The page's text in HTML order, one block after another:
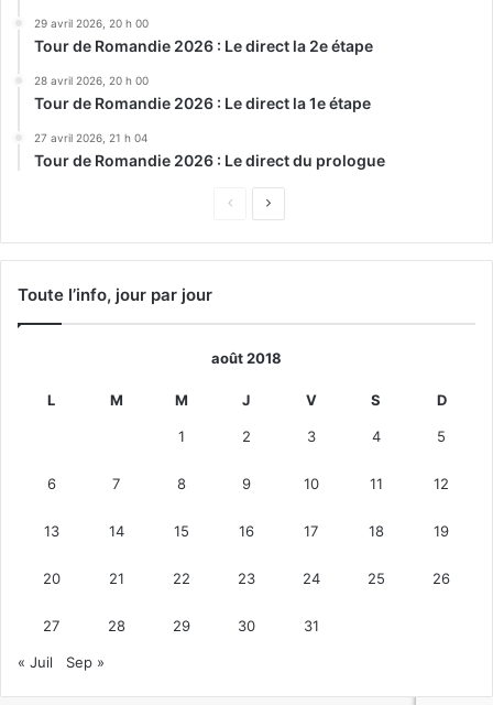
29 avril 2026, 20 h 00
Tour de Romandie 2026 : Le direct la 2e étape
28 avril 2026, 20 h 00
Tour de Romandie 2026 : Le direct la 1e étape
27 avril 2026, 21 h 04
Tour de Romandie 2026 : Le direct du prologue
Page
Page
Toute l’info, jour par jour
août 2018
L M M J V S D
1 2 3 4 5
6 7 8 9 10 11 12
13 14 15 16 17 18 19
20 21 22 23 24 25 26
27 28 29 30 31
« Juil Sep »